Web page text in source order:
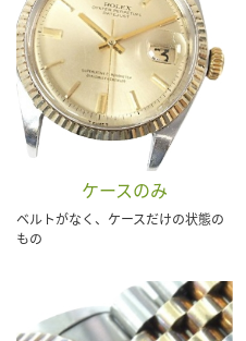
ケースのみ
ベルトがなく、ケースだけの状態の
もの